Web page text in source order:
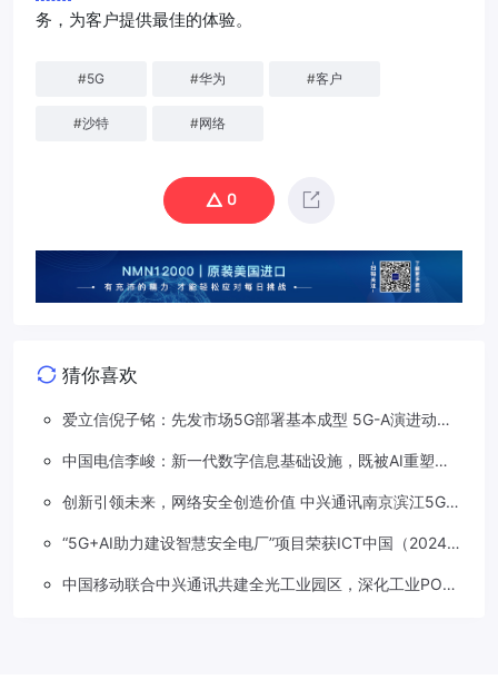
务，为客户提供最佳的体验。
#5G #华为 #客户
#沙特 #网络
0
猜你喜欢
爱立信倪子铭：先发市场5G部署基本成型 5G-A演进动能
中国电信李峻：新一代数字信息基础设施，既被AI重塑，
创新引领未来，网络安全创造价值 中兴通讯南京滨江5G工
“5G+AI助力建设智慧安全电厂”项目荣获ICT中国（2024）
中国移动联合中兴通讯共建全光工业园区，深化工业PON